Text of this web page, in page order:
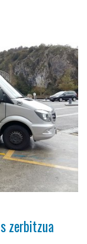
zerbitzua